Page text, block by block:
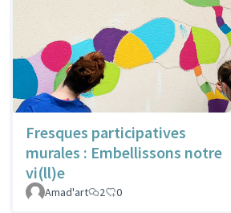
Fresques participatives
murales : Embellissons notre
vi(ll)e
Amad'art 2 0